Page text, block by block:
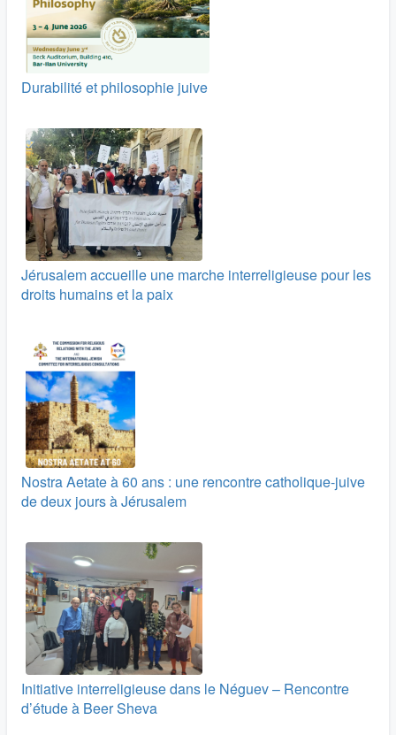
Durabilité et philosophie juive
Jérusalem accueille une marche interreligieuse pour les
droits humains et la paix
Nostra Aetate à 60 ans : une rencontre catholique-juive
de deux jours à Jérusalem
Initiative interreligieuse dans le Néguev – Rencontre
d’étude à Beer Sheva